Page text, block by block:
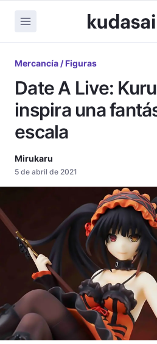
Mercancía / Figuras
Date A Live:
inspira una
escala
Mirukaru
5 de abril de 2021